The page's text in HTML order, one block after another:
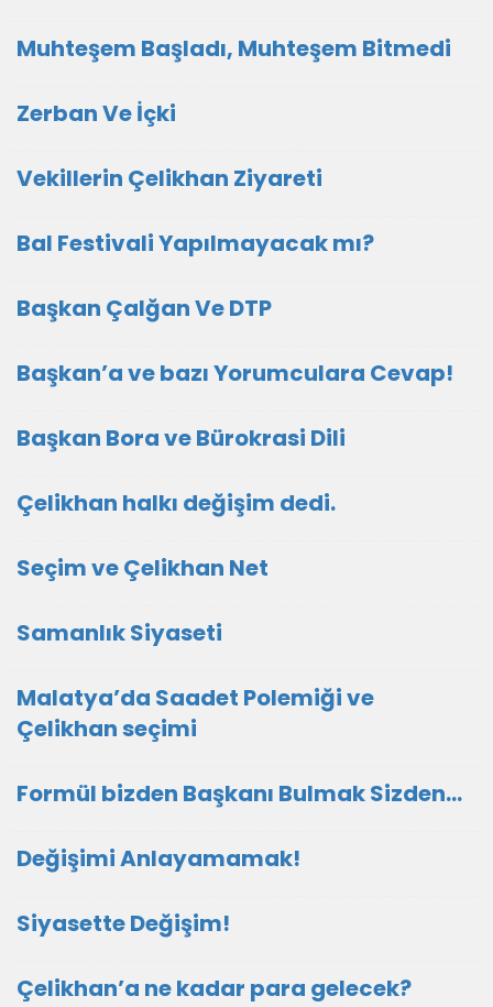
Muhteşem Başladı, Muhteşem Bitmedi
Zerban Ve İçki
Vekillerin Çelikhan Ziyareti
Bal Festivali Yapılmayacak mı?
Başkan Çalğan Ve DTP
Başkan’a ve bazı Yorumculara Cevap!
Başkan Bora ve Bürokrasi Dili
Çelikhan halkı değişim dedi.
Seçim ve Çelikhan Net
Samanlık Siyaseti
Malatya’da Saadet Polemiği ve
Çelikhan seçimi
Formül bizden Başkanı Bulmak Sizden…
Değişimi Anlayamamak!
Siyasette Değişim!
Çelikhan’a ne kadar para gelecek?